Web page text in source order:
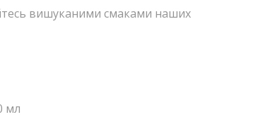
вишуканими смаками наших
мл